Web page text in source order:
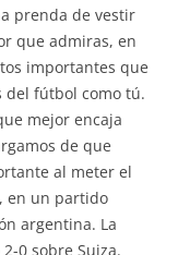
prenda de vestir
que admiras, en
importantes que
del fútbol como tú.
mejor encaja
de que
al meter el
en un partido
argentina. La
0 sobre Suiza.